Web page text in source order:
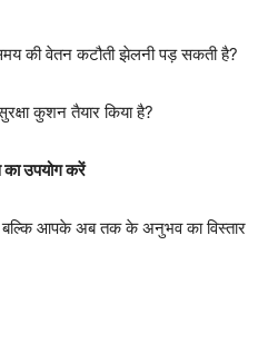
की वेतन कटौती झेलनी पड़ सकती है?
कुशन तैयार किया है?
उपयोग करें
आपके अब तक के अनुभव का विस्तार